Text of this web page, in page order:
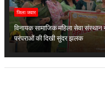
जिला जवार
विनायक सामाजिक महिला सेवा
परंपराओं की दिखी सुंदर झलक